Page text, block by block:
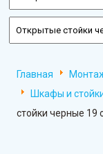
Главная
Шкафы и
стойки черные